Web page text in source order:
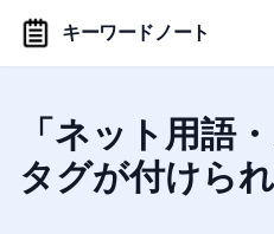
キーワードノート
「ネット用語
タグが付けら